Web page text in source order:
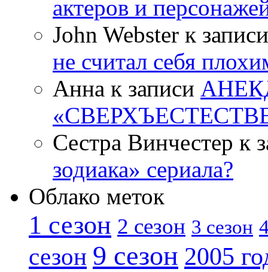
актеров и
John Webster к
не считал себя
Анна к записи
Сестра Винчестер к
зодиака» сериала?
Облако меток
1 сезон 2 сезон 3 сезон
сезон 9 сезон 2005